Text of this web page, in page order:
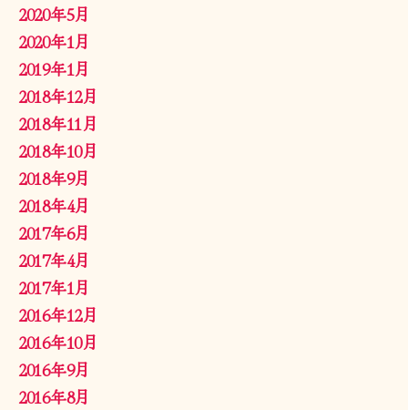
2020年5月
2020年1月
2019年1月
2018年12月
2018年11月
2018年10月
2018年9月
2018年4月
2017年6月
2017年4月
2017年1月
2016年12月
2016年10月
2016年9月
2016年8月